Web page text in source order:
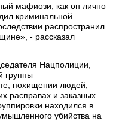
мафиози, как он лично
криминальной
распространил
- рассказал
Нацполиции,
группы
похищении людей,
расправах и заказных
находился в
убийства на